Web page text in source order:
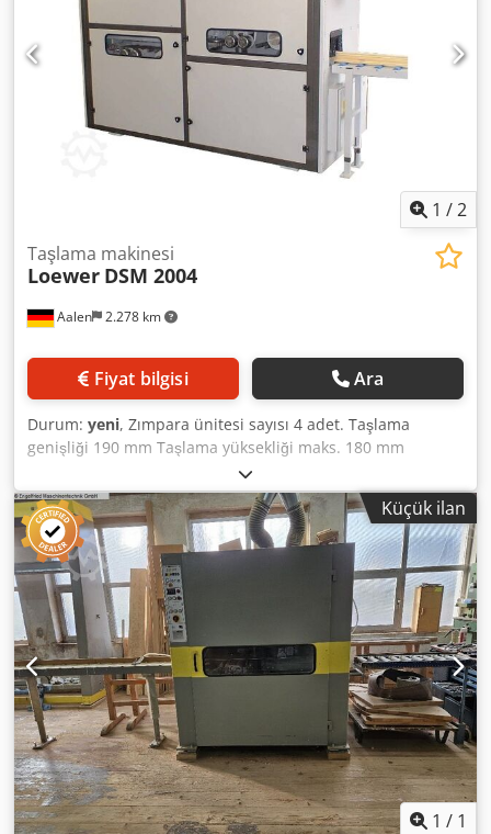
çubuklarının üretimi için kullanıldı. Aksesuarlar, resimli
aletler ve sıkıştırma cihazları sadece teslimat kapsamına
dahildir bu durum ek bilgilerde belirtilmişse. Teknik veri ve
bilgilerdeki değişiklikler ve hatalar ile önceki̇ satişa tabi̇di̇r!
1 /2
Aalen 2.278 km
Taşlama makinesi
Loewer DSM 2004
Fiyat bilgisi Ara
Durum: yeni, Zımpara ünitesi sayısı 4 adet. Taşlama
genişliği 190 mm Taşlama yüksekliği maks. 180 mm
LÖWER-DoubleSander Solid DSM 2004 ----- Çift taraflı dört
bantlı tek ahşap zımpara makinesi Pencere çerçeveleri vb.
gibi masif ahşapların zımparalanması. Yenilikçi ayrıntılara
sahip son derece sağlam üst tasarım. Uygun Daha yüksek
talaş kaldırma işlemlerinde bile yüksek sürekli yükler için. -
ön taşlama için birbiri ardına düzenlenmiş zımpara
üniteleri, İnce zımparalama ve son zımparalama, her biri
yukarıdan ve aşağıdan 1. Ağır çelik rulolu bant zımpara
ünitesi 2. Kauçuk rulo ve pabuçlu bant zımpara ünitesi 3.
Fiber fırçalı bitirme ünitesi - Kaymazlık için doğrudan
tahrikli taşlama silindirleri Güç iletimi - bakımsız ve
aşınmaz CERMET kaplı taşlama taşları çok iyi ısı
iletkenliğine sahip ve mutlak ayakkabılar Boyutsal doğruluk
- Daha soğuk taşlama için taşlama bölgelerinin harici
soğutulması ve daha uzun zımpara bandı servis ömrü -
kuvvet yönlendirmeli, pnömatik kontrollü zımpara kayışı
Küçük ilan
1 / 1